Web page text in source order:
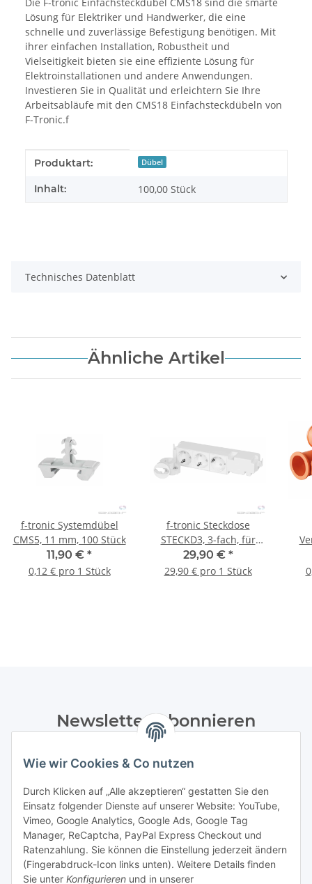
Wie wir Cookies & Co nutzen
Durch Klicken auf „Alle akzeptieren“ gestatten Sie den
Einsatz folgender Dienste auf unserer Website: YouTube,
Vimeo, Google Analytics, Google Ads, Google Tag
Manager, ReCaptcha, PayPal Express Checkout und
Ratenzahlung. Sie können die Einstellung jederzeit ändern
(Fingerabdruck-Icon links unten). Weitere Details finden
Sie unter Konfigurieren und in unserer
Lösung für Elektriker und Handwerker, die eine
schnelle und zuverlässige Befestigung benötigen. Mit
ihrer einfachen Installation, Robustheit und
Vielseitigkeit bieten sie eine effiziente Lösung für
Elektroinstallationen und andere Anwendungen.
Investieren Sie in Qualität und erleichtern Sie Ihre
Arbeitsabläufe mit den CMS18 Einfachsteckdübeln von
F-Tronic.f
Produkteigenschaft
Wert
Produktart: Dübel
Inhalt: 100,00 Stück
Technisches Datenblatt
Ähnliche Artikel
f-tronic Systemdübel
CMS5, 11 mm, 100 Stück
11,90 € *
0,12 € pro 1 Stück
f-tronic Steckdose
STECKD3, 3-fach, für
Kleinvert. Jumbo/Vision
29,90 € *
29,90 € pro 1 Stück
Newsletter Abonnieren
Datenschutzerklärungregelmäßig und jederzeit widerruflich
Abonnieren
Informationen